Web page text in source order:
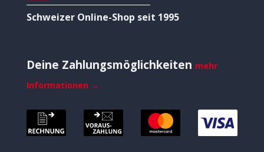
Schweizer Online-Shop seit 1995
Deine Zahlungsmöglichkeiten mehr
Informationen →